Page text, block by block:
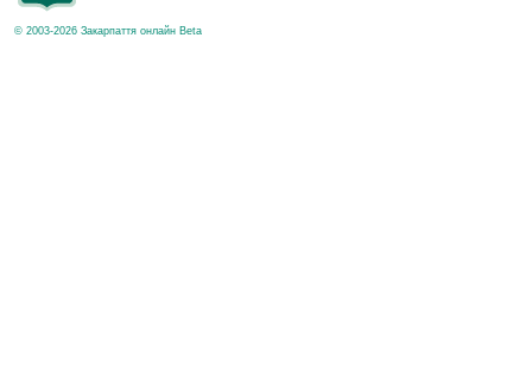
© 2003-2026 Закарпаття онлайн Beta